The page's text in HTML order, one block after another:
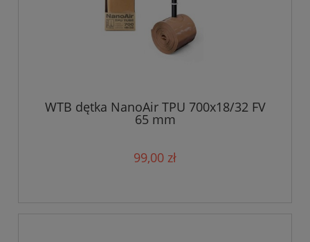
WTB dętka NanoAir TPU 700x18/32 FV
65 mm
99,00 zł